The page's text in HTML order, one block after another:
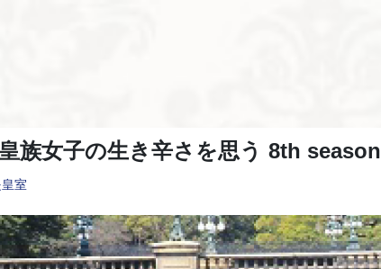
族女子の生き辛さを思う 8th season
室